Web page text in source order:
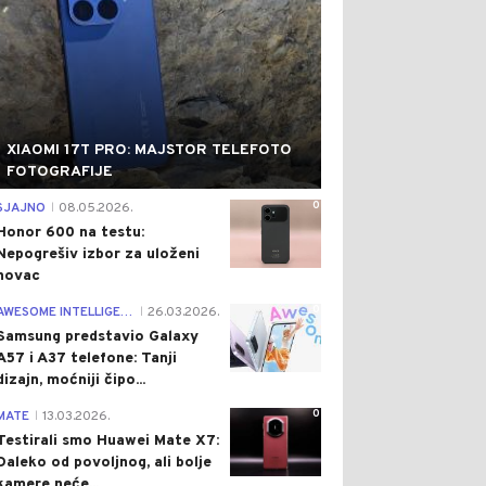
XIAOMI 17T PRO: MAJSTOR TELEFOTO
FOTOGRAFIJE
0
08.05.2026.
600 na testu:
izbor za uloženi
AWESOME INTELLIGENCE 26.03.2026.
predstavio Galaxy
i A37 telefone: Tanji
moćniji čipo...
0
13.03.2026.
smo Huawei Mate X7:
od povoljnog, ali bolje